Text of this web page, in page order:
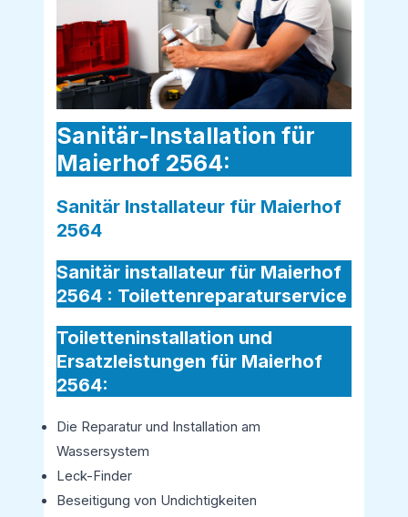
Sanitär-Installation für
Maierhof 2564:
Sanitär Installateur für Maierhof
2564
Sanitär installateur für Maierhof
2564 : Toilettenreparaturservice
Toiletteninstallation und
Ersatzleistungen für Maierhof
2564:
Die Reparatur und Installation am
Wassersystem
Leck-Finder
Beseitigung von Undichtigkeiten